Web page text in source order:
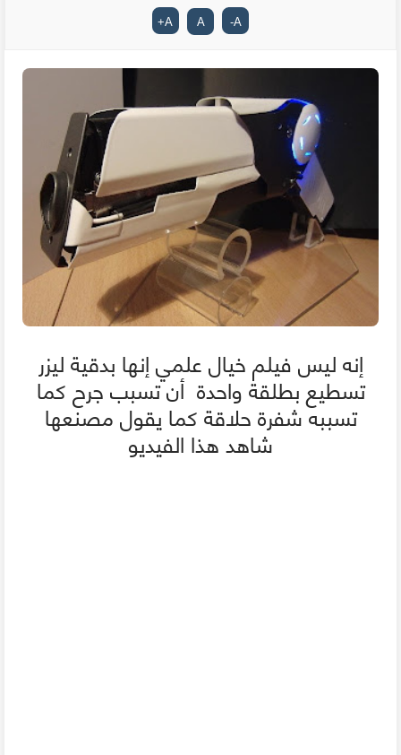
A
-
A
A
+
إنه ليس فيلم خيال علمي إنها بدقية ليزر
تسطيع بطلقة واحدة أن تسبب جرح كما
تسببه شفرة حلاقة كما يقول مصنعها
شاهد هذا الفيديو